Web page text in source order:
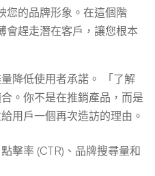
您的品牌形象。在這個階
會趕走潛在客戶，讓您根本
降低使用者承諾。 「了解
。你不是在推銷產品，而是
用戶一個再次造訪的理由。
擊率 (CTR)、品牌搜尋量和